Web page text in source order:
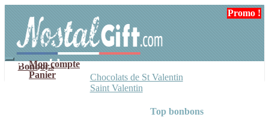
navigation
contenu
Mon compte
Panier
Bonbons
Chocolats de St Valentin
Saint Valentin
Top bonbons
Promo !
Promo !